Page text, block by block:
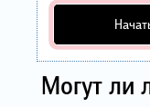
Могут ли